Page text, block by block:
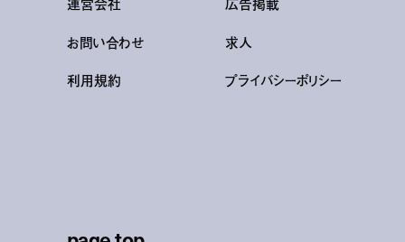
お問い合わせ
求人
利用規約
プライバシーポリシー